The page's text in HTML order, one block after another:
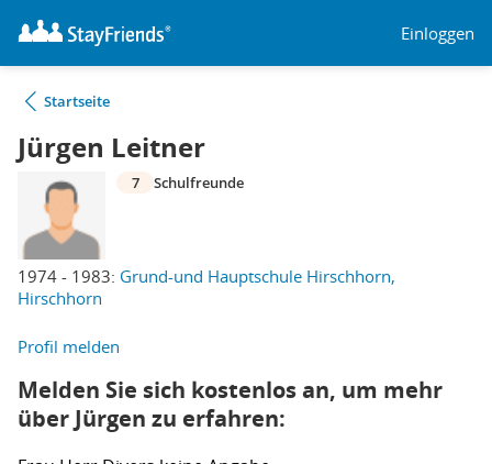
Einloggen
Startseite
Jürgen Leitner
1974 - 1983: Grund-und Hauptschule Hirschhorn,
Hirschhorn
7 Schulfreunde
Profil melden
Melden Sie sich kostenlos an, um mehr
über Jürgen zu erfahren: